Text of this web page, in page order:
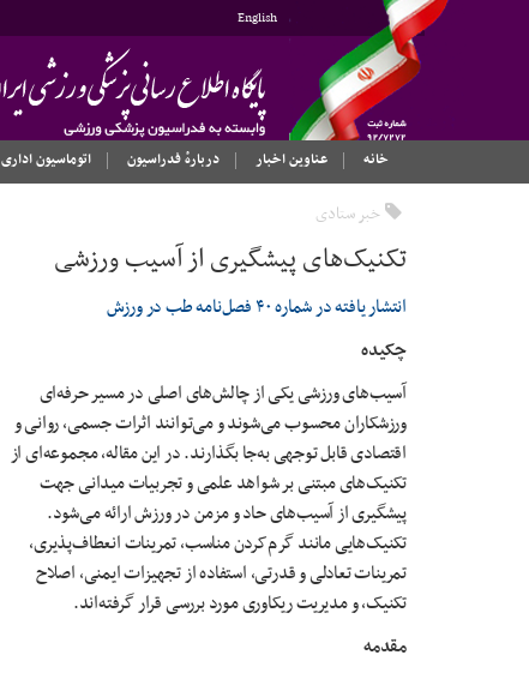
English
خانه
عناوین اخبار دربارهٔ فدراسیون اتوماسیون اداری
خبر ستادی
تکنیک‌های پیشگیری از آسیب ورزشی
انتشار یافته در شماره ۴۰ فصل‌نامه طب در ورزش
چکیده
آسیب‌های ورزشی یکی از چالش‌های اصلی در مسیر حرفه‌ای
ورزشکاران محسوب می‌شوند و می‌توانند اثرات جسمی، روانی و
اقتصادی قابل توجهی به‌جا بگذارند. در این مقاله، مجموعه‌ای از
تکنیک‌های مبتنی بر شواهد علمی و تجربیات میدانی جهت
پیشگیری از آسیب‌های حاد و مزمن در ورزش ارائه می‌شود.
تکنیک‌هایی مانند گرم‌کردن مناسب، تمرینات انعطاف‌پذیری،
تمرینات تعادلی و قدرتی، استفاده از تجهیزات ایمنی، اصلاح
تکنیک، و مدیریت ریکاوری مورد بررسی قرار گرفته‌اند.
مقدمه